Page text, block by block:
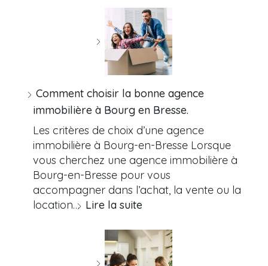
Comment choisir la bonne agence
immobilière à Bourg en Bresse.
Les critères de choix d’une agence
immobilière à Bourg-en-Bresse Lorsque
vous cherchez une agence immobilière à
Bourg-en-Bresse pour vous
accompagner dans l’achat, la vente ou la
location… Lire la suite